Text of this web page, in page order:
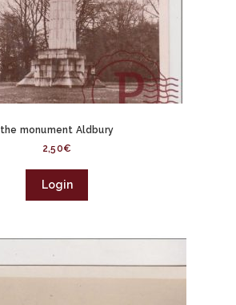
the monument Aldbury
2,50€
Login